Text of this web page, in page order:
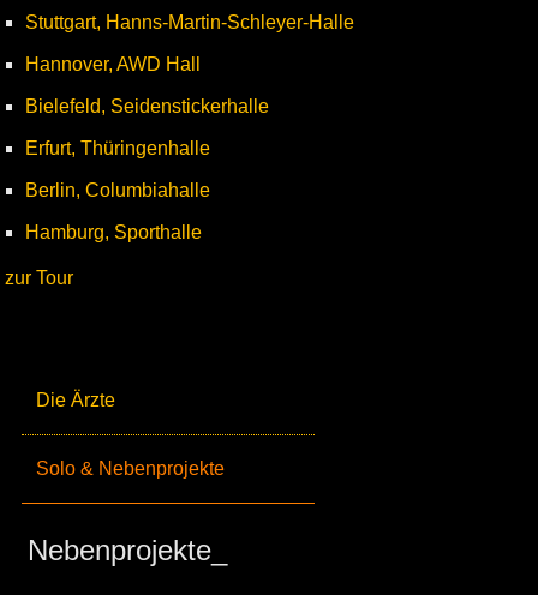
Die Ärzte
Solo & Nebenprojekte
Nebenprojekte_
Stuttgart, Hanns-Martin-Schleyer-Halle
Hannover, AWD Hall
Bielefeld, Seidenstickerhalle
Erfurt, Thüringenhalle
Berlin, Columbiahalle
Hamburg, Sporthalle
zur Tour